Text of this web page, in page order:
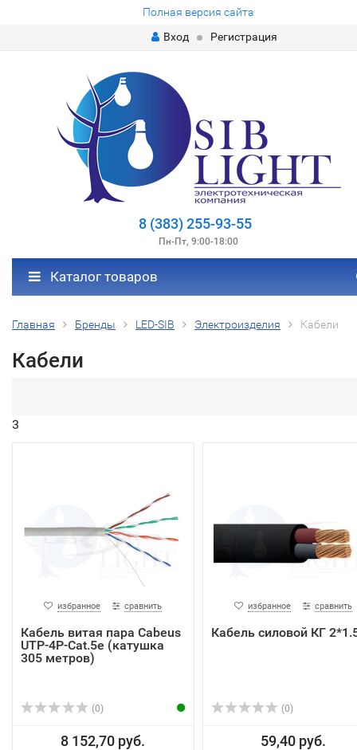
Полная версия сайта
Вход
Регистрация
8 (383) 255-93-55
Пн-Пт, 9:00-18:00
Каталог товаров
Главная Бренды LED-SIB Электроизделия Кабели
Кабели
3
избранное сравнить
Кабель витая пара Cabeus
UTP-4P-Cat.5e (катушка
305 метров)
(0)
8 152,70 руб.
избранное сравнить
Кабель силовой КГ
(0)
59,40 руб.